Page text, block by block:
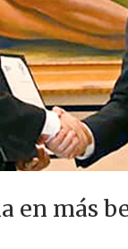
en más